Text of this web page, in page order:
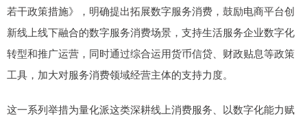
若干政策措施》，明确提出拓展数字服务消费，鼓励电商平台创
新线上线下融合的数字服务消费场景，支持生活服务企业数字化
转型和推广运营，同时通过综合运用货币信贷、财政贴息等政策
工具，加大对服务消费领域经营主体的支持力度。
这一系列举措为量化派这类深耕线上消费服务、以数字化能力赋